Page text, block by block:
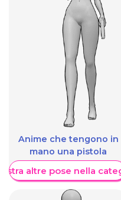
Anime che tengono in
mano una pistola
altre pose nella